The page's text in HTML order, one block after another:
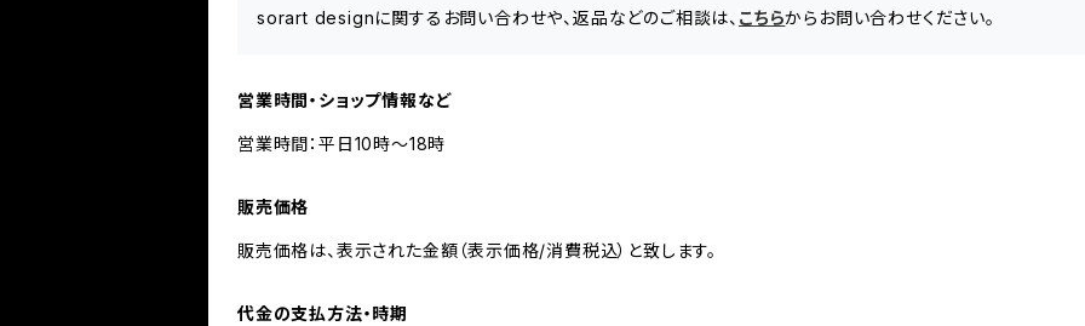
sorart designに関するお問い合わせや、返品などのご相談は、 こちらからお問い合わせください。
営業時間・ショップ情報など
営業時間：平日10時〜18時
販売価格
販売価格は、表示された金額（表示価格/消費税込）と致します。
代金の支払方法・時期